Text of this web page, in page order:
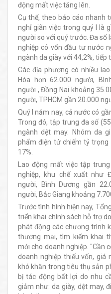
động mất việc tăng lên.
Cụ thể, theo báo cáo nhanh
nghỉ giãn việc trong quý I là
người so với quý trước. Đa số
nghiệp có vốn đầu tư nước
ngành da giày với 44,2%, tiếp
Các địa phương có nhiều
Hóa hơn 62.000 người,
người , Đồng Nai khoảng
người, TPHCM gần 20.000
Quý I năm nay, cả nước có
Trong đó, tập trung đa số
ngành dệt may. Nhóm da
phẩm điện tử chiếm tỷ trọng
17%.
Lao động mất việc tập
nghiệp, khu chế xuất như
người, Bình Dương gần
người, Bắc Giang khoảng
Trước tình hình hiện nay,
triển khai chính sách hỗ trợ
phát động các chương trình
thương mại, tìm kiếm khai
mới cho doanh nghiệp. "Cần
doanh nghiệp thiếu vốn, giá
khó khăn trong tiêu thụ sản
bị tác động bất lợi do nhu
giảm như: da giày, dệt may,